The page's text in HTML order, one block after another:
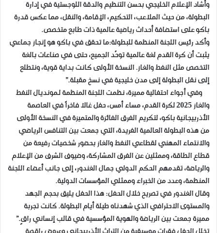
وأشاد الإعلام الخليجي بحسن التنظيم والدقة اللوجستية في إدارة
البطولة، من حيث الملاعب، التحكيم، الإقامة، والنقل، مما عكس قدرة
باكو على استضافة أحداث رياضية عالمية ذات طابع متخصص.
وأكد رئيس اللجنة المنظمة للبطولة:ما تحقق في باكو هو إنجاز جماعي
يثبت أن كرة القدم لغة عالمية توحّد الجميع، حتى في صناعات بالغة
التخصص مثل النفط والغاز. النسخة الأولى كانت بداية قوية، ونتطلع
إلى نقل البطولة إلى مدن خليجية في نسخ مقبلة.”
وفي أجواء احتفالية مميزة، نظمت اللجنة المنظمة لـمونديال النفط
والغاز 2025 لكرة القدم، مساء أمس، حفل غالا فاخراً في العاصمة
الأذربيجانية باكو، لتكريم الفرق الفائزة والمتميزة في النسخة الأولى
من هذه البطولة العالمية الفريدة، التي جمعت بين التنافس الرياضي
والانتماء المهني لقطاعي النفط والغاز بحضور شخصيات رفيعة من
قطاع الطاقة، وممثلين عن الفرق المشاركة، وضيوف الشرف من الإعلام
والرياضة، تقدمهم الحكم الدولي جمال الغندور، إلى جانب أعضاء اللجنة
المنظمة، وعدد من الخبراء وممثلي المؤسسات الدولية.
وقال الغندور في تصريح خلال الحفل: هذا الحفل يليق بحجم الجهد
والمستوى الاحترافي الذي شهدناه طيلة أيام البطولة. كانت تجربة
مميزة جمعت بين الرياضة والهوية المؤسسية في قالب إنساني راقٍ.”